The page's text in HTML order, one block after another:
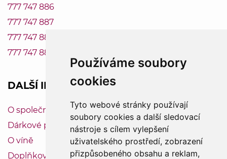
Používáme soubory
cookies
Tyto webové stránky používají
soubory cookies a další sledovací
nástroje s cílem vylepšení
uživatelského prostředí, zobrazení
přizpůsobeného obsahu a reklam,
777 747 886
777 747 887
777 747 888
777 747 889
DALŠÍ INFORMACE
O společnosti Vinum-Bonum
Dárkové poukazy
O víně
Doplňkový servis